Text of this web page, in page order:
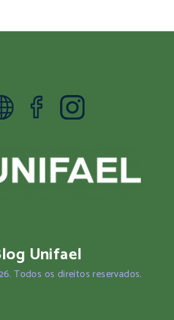
Unifael
Todos os direitos reservados.